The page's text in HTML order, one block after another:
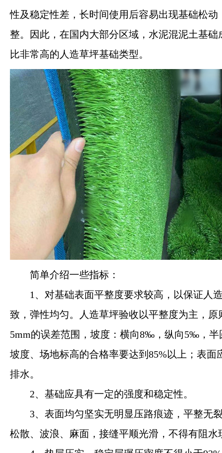
河南钰健新材料有限公司
河南钰健新材料有限公司专注专注于生产塑胶
跑道、聚氨酯、硅PU球场地材、三元乙丙橡
胶EPDM地材、粘合剂、人造草坪等体育运动
地材产品，钰健实体大厂一站式材料供应商。
性及稳定性差，长时间使用后容易出现基础松动
整。因此，在国内大部分区域，水泥混泥土基础
比非常高的人造草坪基础类型。
简单介绍一些指标：
1、对基础表面平整度要求较高，以保证人
致，弹性均匀。人造草坪验收以平整度为主，原
5mm的误差范围，坡度：横向8‰，纵向5‰，
坡度、场地标高的合格率要达到85%以上；表面
排水。
2、基础应具有一定的强度和稳定性。
3、表面均匀坚实无明显压路痕迹，平整无
松散、波浪、麻面，接缝平顺光滑，不得有阻水